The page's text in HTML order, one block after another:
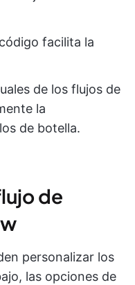
facilita la
de los flujos de
la
de botella.
de
personalizar los
las opciones de